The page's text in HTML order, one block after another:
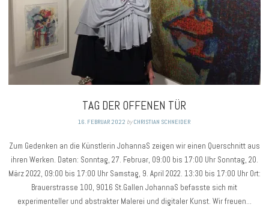
TAG DER OFFENEN TÜR
16. FEBRUAR 2022 byCHRISTIAN SCHNEIDER
Zum Gedenken an die Künstlerin JohannaS zeigen wir einen Querschnitt aus
ihren Werken. Daten: Sonntag, 27. Februar, 09:00 bis 17:00 Uhr Sonntag, 20.
März 2022, 09:00 bis 17:00 Uhr Samstag, 9. April 2022. 13:30 bis 17:00 Uhr Ort:
Brauerstrasse 100, 9016 St.Gallen JohannaS befasste sich mit
experimenteller und abstrakter Malerei und digitaler Kunst. Wir freuen…